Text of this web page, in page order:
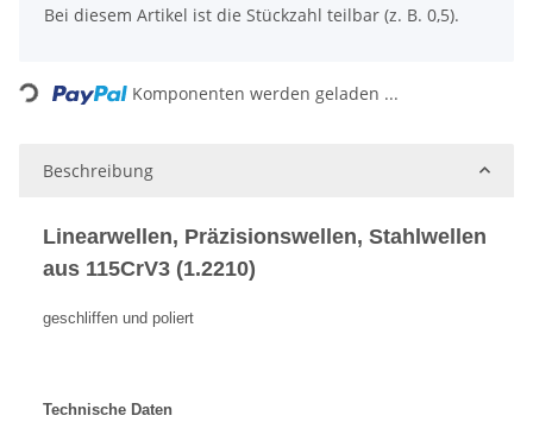
x
Bei diesem Artikel ist die Stückzahl teilbar (z. B. 0,5).
Loading... Komponenten werden geladen ...
Beschreibung
Linearwellen, Präzisionswellen, Stahlwellen
aus 115CrV3 (1.2210)
geschliffen und poliert
Technische Daten